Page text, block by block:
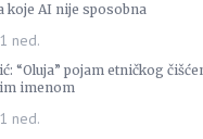
koje AI nije sposobna
ned.
“Oluja” pojam etničkog
imenom
ned.